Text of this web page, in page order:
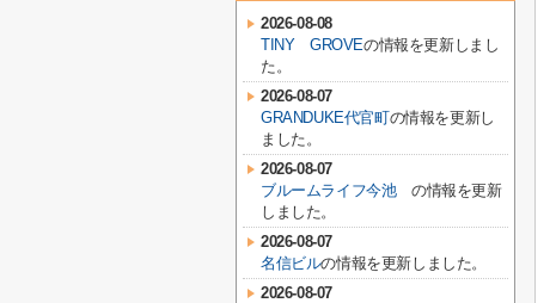
2026-08-08
TINY GROVEの情報を更新しまし
た。
2026-08-07
GRANDUKE代官町の情報を更新し
ました。
2026-08-07
ブルームライフ今池の情報を更新
しました。
2026-08-07
名信ビルの情報を更新しました。
2026-08-07